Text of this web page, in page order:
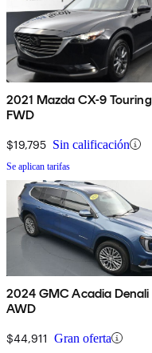
2021 Mazda CX-9 Touring
FWD
$19,795 Sin calificación
Se aplican tarifas
2024 GMC Acadia Denali
AWD
$44,911 Gran oferta